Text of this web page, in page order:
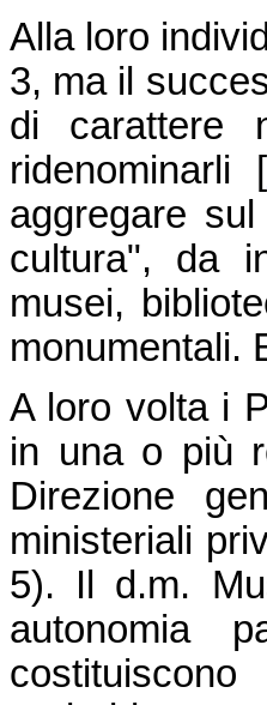
Alla loro
3, ma il
di carattere
ridenominarli
[
aggregare
cultura", da
musei,
monumentali.
A loro volta i
in una o più
Direzione
ministeriali
5). Il d.m.
autonomia